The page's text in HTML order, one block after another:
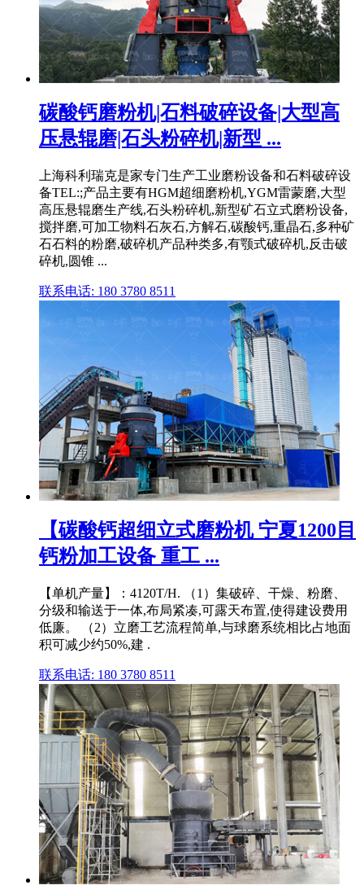
碳酸钙磨粉机|石料破碎设备|大型高
压悬辊磨|石头粉碎机|新型 ...
上海科利瑞克是家专门生产工业磨粉设备和石料破碎设
备TEL:;产品主要有HGM超细磨粉机,YGM雷蒙磨,大型
高压悬辊磨生产线,石头粉碎机,新型矿石立式磨粉设备,
搅拌磨,可加工物料石灰石,方解石,碳酸钙,重晶石,多种矿
石石料的粉磨,破碎机产品种类多,有颚式破碎机,反击破
碎机,圆锥 ...
联系电话: 180 3780 8511
【碳酸钙超细立式磨粉机 宁夏1200目
钙粉加工设备 重工 ...
【单机产量】：4120T/H. （1）集破碎、干燥、粉磨、
分级和输送于一体,布局紧凑,可露天布置,使得建设费用
低廉。 （2）立磨工艺流程简单,与球磨系统相比占地面
积可减少约50%,建 .
联系电话: 180 3780 8511